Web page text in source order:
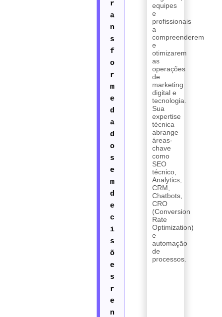
equipes
e
profissionais
a
compreenderem
e
otimizarem
as
operações
de
marketing
digital e
tecnologia.
Sua
expertise
técnica
abrange
áreas-
chave
como
SEO
técnico,
Analytics,
CRM,
Chatbots,
CRO
(Conversion
Rate
Optimization)
e
automação
de
processos.